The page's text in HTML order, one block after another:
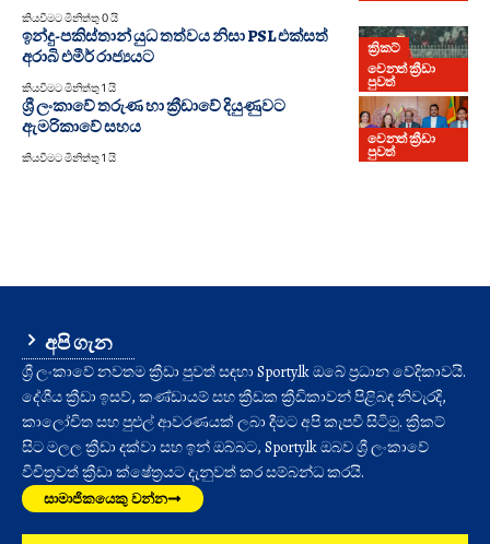
කියවීමට මිනිත්තු 0 යි
ක්‍රිකට්
වෙනත් ක්‍රීඩා
පුවත්
ඉන්දු-පකිස්තාන් යුධ තත්වය නිසා PSL එක්සත්
අරාබි එමීර් රාජ්‍යයට
කියවීමට මිනිත්තු 1 යි
වෙනත් ක්‍රීඩා
පුවත්
ශ්‍රී ලංකාවේ තරුණ හා ක්‍රීඩාවේ දියුණුවට
ඇමරිකාවේ සහය
කියවීමට මිනිත්තු 1 යි
අපි ගැන
ශ්‍රී ලංකාවේ නවතම ක්‍රීඩා පුවත් සඳහා Sporty.lk ඔබේ ප්‍රධාන වේදිකාවයි.
දේශීය ක්‍රීඩා ඉසව්, කණ්ඩායම් සහ ක්‍රීඩක ක්‍රීඩිකාවන් පිළිබඳ නිවැරදි,
කාලෝචිත සහ පුළුල් ආවරණයක් ලබා දීමට අපි කැපවී සිටිමු. ක්‍රිකට්
සිට මලල ක්‍රීඩා දක්වා සහ ඉන් ඔබ්බට, Sporty.lk ඔබව ශ්‍රී ලංකාවේ
විචිත්‍රවත් ක්‍රීඩා ක්ෂේත්‍රයට දැනුවත් කර සම්බන්ධ කරයි.
සාමාජිකයෙකු වන්න